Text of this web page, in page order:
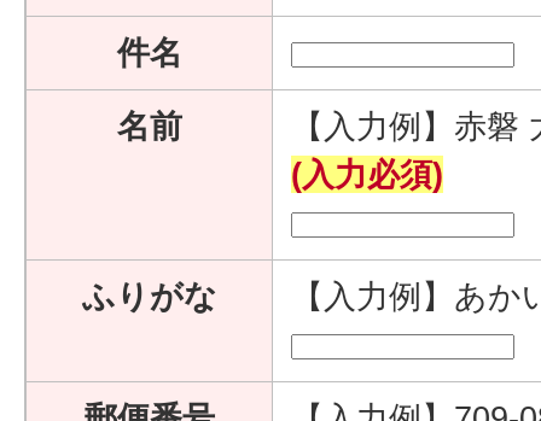
件名
名前
【入力例】赤磐
(入力必須)
ふりがな 【入力例】あ